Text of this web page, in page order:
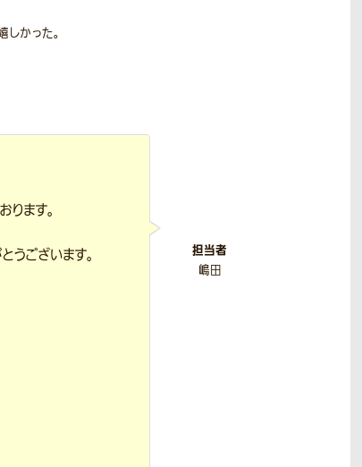
かった。
ります。
うございます。
担当者
嶋田